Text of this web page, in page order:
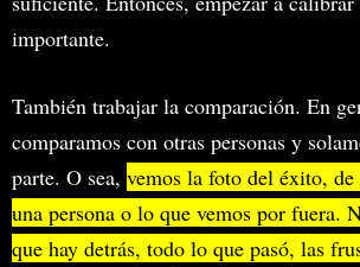
importante.
También trabajar la comparación. En
comparamos con otras personas y
parte. O sea, vemos la foto del éxito,
una persona o lo que vemos por fuera.
que hay detrás, todo lo que pasó, las